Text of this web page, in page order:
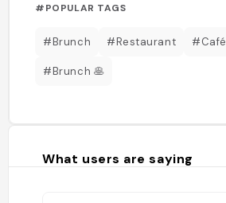
#POPULAR TAGS
#Brunch #Restaurant #Café
#Brunch 🥞
What users are saying